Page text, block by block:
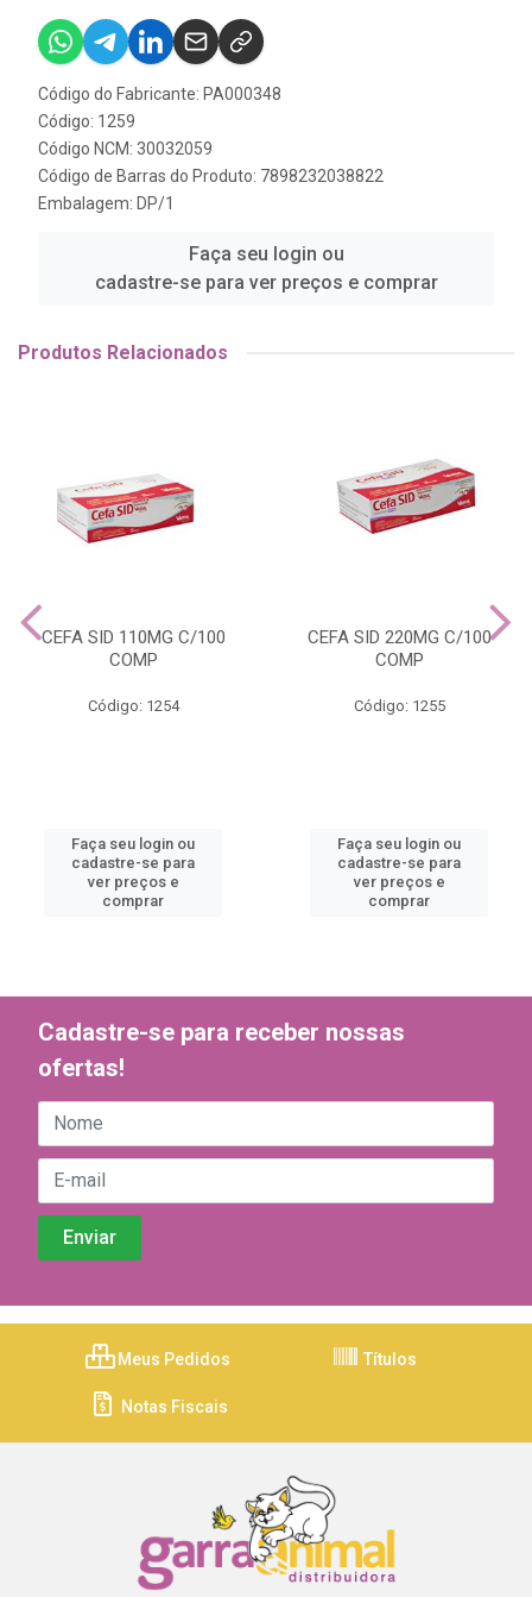
Código do Fabricante: PA000348
Código: 1259
Código NCM: 30032059
Código de Barras do Produto: 7898232038822
Embalagem: DP/1
Faça seu login ou
cadastre-se para ver preços e comprar
Produtos Relacionados
CEFA SID 110MG C/100
COMP
Código: 1254
Faça seu login ou
cadastre-se para
ver preços e
comprar
CEFA SID 220MG C/100
COMP
Código: 1255
Faça seu login ou
cadastre-se para
ver preços e
comprar
Cadastre-se para receber nossas
ofertas!
Meus Pedidos Títulos
Notas Fiscais